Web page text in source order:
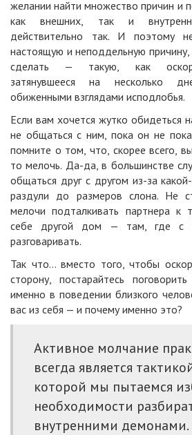
желании найти множество причин и
как внешних, так и
действительно так. И поэтому
настоящую и неподдельную
сделать — такую, как
затянувшееся на несколько
обиженными взглядами исподлобья.
Если вам хочется жутко обидеться
не общаться с ним, пока он не
помните о том, что, скорее всего,
то мелочь. Да-да, в большинстве
общаться друг с другом из-за
раздули до размеров слона. Не
мелочи подталкивать партнера к
себе другой дом — там, где с
разговаривать.
Так что… вместо того, чтобы
сторону, постарайтесь
именно в поведении близкого
вас из себя — и почему именно это?
Активное молчание
всегда является
которой мы пытаемся
необходимости
внутренними демонами.